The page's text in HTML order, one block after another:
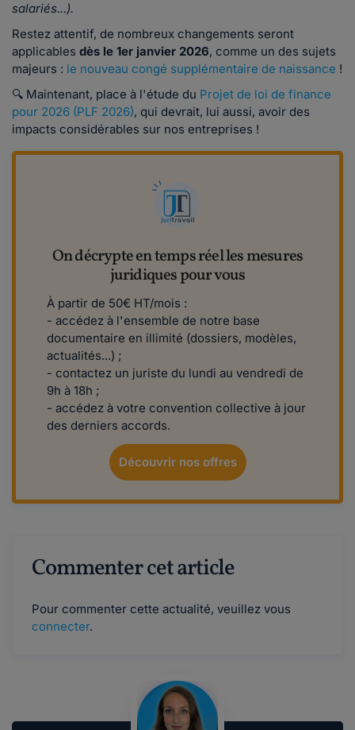
salariés...).
Restez attentif, de nombreux changements seront
applicables dès le 1er janvier 2026, comme un des sujets
majeurs : le nouveau congé supplémentaire de naissance !
🔍 Maintenant, place à l'étude du Projet de loi de finance
pour 2026 (PLF 2026), qui devrait, lui aussi, avoir des
impacts considérables sur nos entreprises !
On décrypte en temps réel les mesures
juridiques pour vous
À partir de 50€ HT/mois :
- accédez à l'ensemble de notre base
documentaire en illimité (dossiers, modèles,
actualités...) ;
- contactez un juriste du lundi au vendredi de
9h à 18h ;
- accédez à votre convention collective à jour
des derniers accords.
Découvrir nos offres
Commenter cet article
Pour commenter cette actualité, veuillez vous
connecter.